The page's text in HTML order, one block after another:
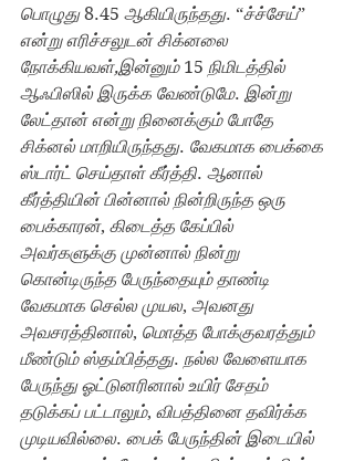
பொழுது 8.45 ஆகியிருந்தது. “ச்ச்சேய்”
என்று எரிச்சலுடன் சிக்னலை
நோக்கியவள்,இன்னும் 15 நிமிடத்தில்
ஆஃபிஸில் இருக்க வேண்டுமே. இன்று
லேட்தான் என்று நினைக்கும் போதே
சிக்னல் மாறியிருந்தது. வேகமாக பைக்கை
ஸ்டார்ட் செய்தாள் கீர்த்தி. ஆனால்
கீர்த்தியின் பின்னால் நின்றிருந்த ஒரு
பைக்காரன், கிடைத்த கேப்பில்
அவர்களுக்கு முன்னால் நின்று
கொன்டிருந்த பேருந்தையும் தாண்டி
வேகமாக செல்ல முயல, அவனது
அவசரத்தினால், மொத்த போக்குவரத்தும்
மீண்டும் ஸ்தம்பித்தது. நல்ல வேளையாக
பேருந்து ஓட்டுனரினால் உயிர் சேதம்
தடுக்கப் பட்டாலும், விபத்தினை தவிர்க்க
முடியவில்லை. பைக் பேருந்தின் இடையில்